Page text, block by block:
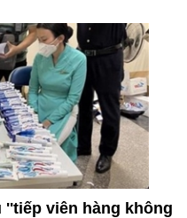
viên hàng không